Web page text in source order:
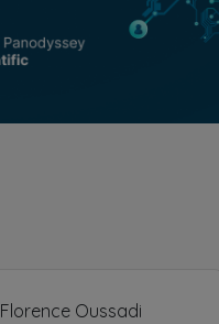
Florence Oussadi